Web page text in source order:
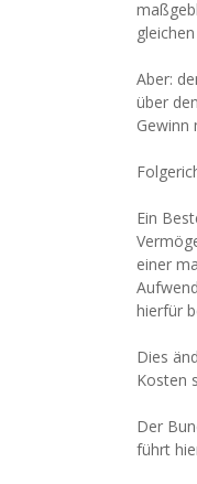
Aber:
über
Gewinn
Ein
einer
hierfür
Dies
Kosten
Der
führt